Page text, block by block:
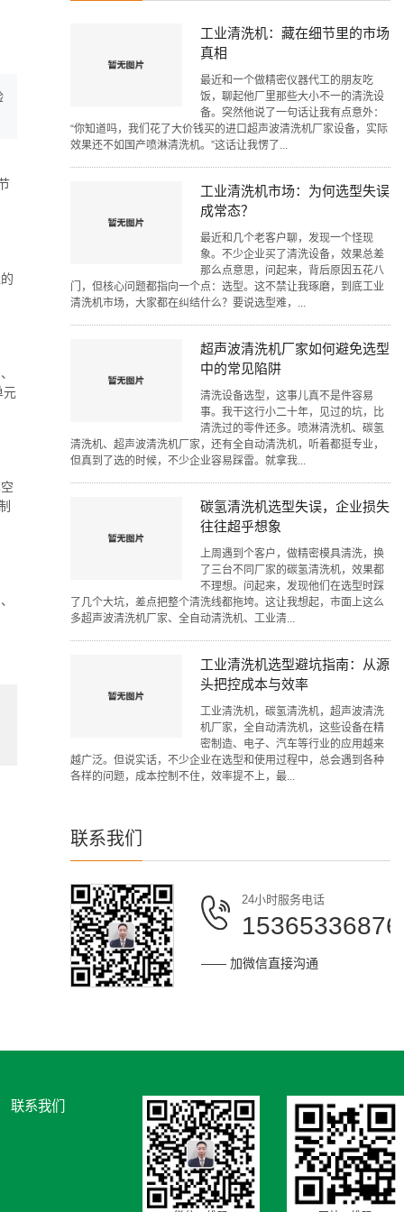
元
工业清洗机：藏在细节里的市场
真相
最近和一个做精密仪器代工的朋友吃
饭，聊起他厂里那些大小不一的清洗设
备。突然他说了一句话让我有点意外：
“你知道吗，我们花了大价钱买的进口超声波清洗机厂家设备，实际
效果还不如国产喷淋清洗机。”这话让我愣了...
工业清洗机市场：为何选型失误
成常态？
最近和几个老客户聊，发现一个怪现
象。不少企业买了清洗设备，效果总差
那么点意思，问起来，背后原因五花八
门，但核心问题都指向一个点：选型。这不禁让我琢磨，到底工业
清洗机市场，大家都在纠结什么？要说选型难，...
超声波清洗机厂家如何避免选型
中的常见陷阱
清洗设备选型，这事儿真不是件容易
事。我干这行小二十年，见过的坑，比
清洗过的零件还多。喷淋清洗机、碳氢
清洗机、超声波清洗机厂家，还有全自动清洗机，听着都挺专业，
但真到了选的时候，不少企业容易踩雷。就拿我...
碳氢清洗机选型失误，企业损失
往往超乎想象
上周遇到个客户，做精密模具清洗，换
了三台不同厂家的碳氢清洗机，效果都
不理想。问起来，发现他们在选型时踩
了几个大坑，差点把整个清洗线都拖垮。这让我想起，市面上这么
多超声波清洗机厂家、全自动清洗机、工业清...
工业清洗机选型避坑指南：从源
头把控成本与效率
工业清洗机，碳氢清洗机，超声波清洗
机厂家，全自动清洗机，这些设备在精
密制造、电子、汽车等行业的应用越来
越广泛。但说实话，不少企业在选型和使用过程中，总会遇到各种
各样的问题，成本控制不住，效率提不上，最...
联系我们
24小时服务电话
15365336876
—— 加微信直接沟通
联系我们